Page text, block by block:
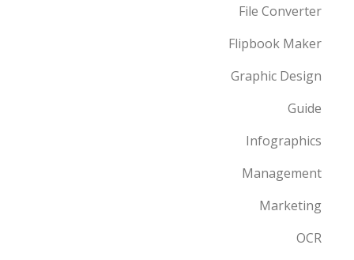
File Converter
Flipbook Maker
Graphic Design
Guide
Infographics
Management
Marketing
OCR